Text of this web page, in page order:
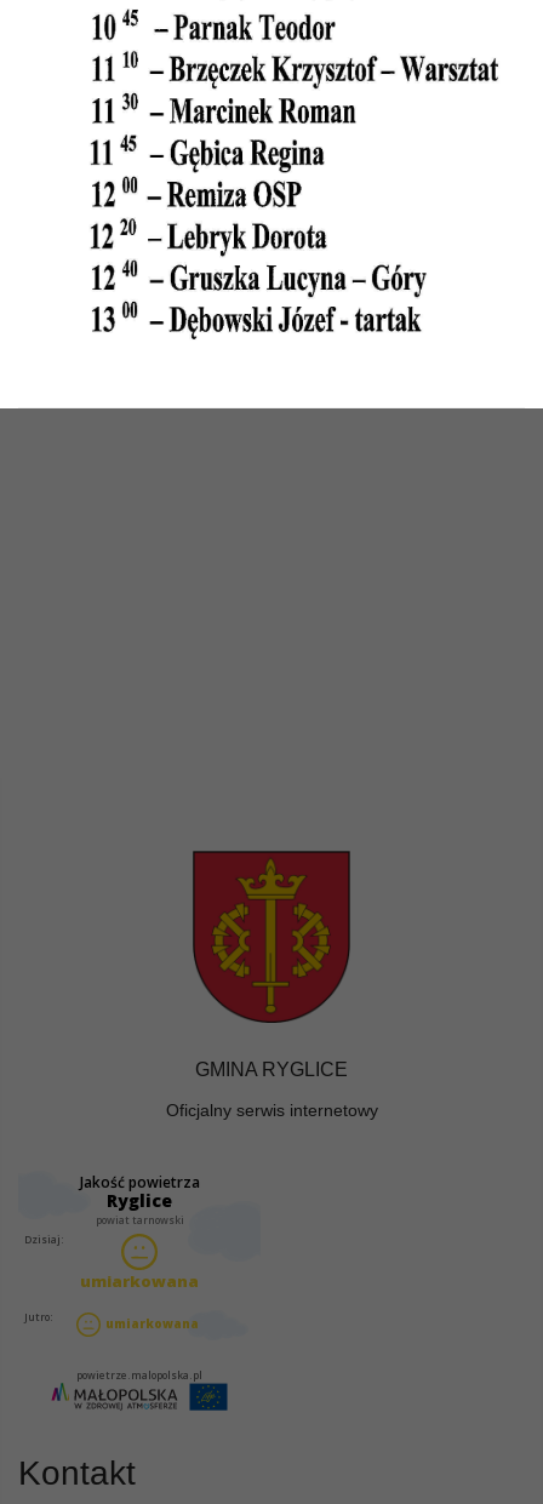
GMINA RYGLICE
Oficjalny serwis internetowy
Kontakt